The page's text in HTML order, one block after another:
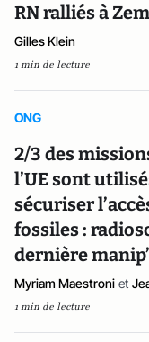
RN ralliés à
Gilles Klein
1 min de lecture
ONG
2/3 des
l’UE sont
sécuriser
fossiles :
dernière
Myriam Maestroni et
1 min de lecture